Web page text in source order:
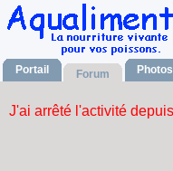
Portail Forum Photos